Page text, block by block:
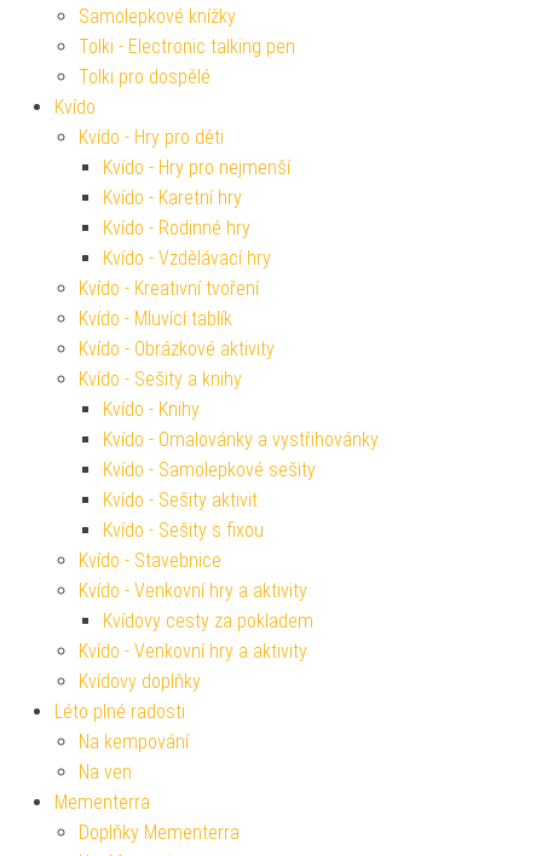
Samolepkové knížky
Tolki - Electronic talking pen
Tolki pro dospělé
Kvído
Kvído - Hry pro děti
Kvído - Hry pro nejmenší
Kvído - Karetní hry
Kvído - Rodinné hry
Kvído - Vzdělávací hry
Kvído - Kreativní tvoření
Kvído - Mluvící tablík
Kvído - Obrázkové aktivity
Kvído - Sešity a knihy
Kvído - Knihy
Kvído - Omalovánky a vystřihovánky
Kvído - Samolepkové sešity
Kvído - Sešity aktivit
Kvído - Sešity s fixou
Kvído - Stavebnice
Kvído - Venkovní hry a aktivity
Kvídovy cesty za pokladem
Kvído - Venkovní hry a aktivity
Kvídovy doplňky
Léto plné radosti
Na kempování
Na ven
Mementerra
Doplňky Mementerra